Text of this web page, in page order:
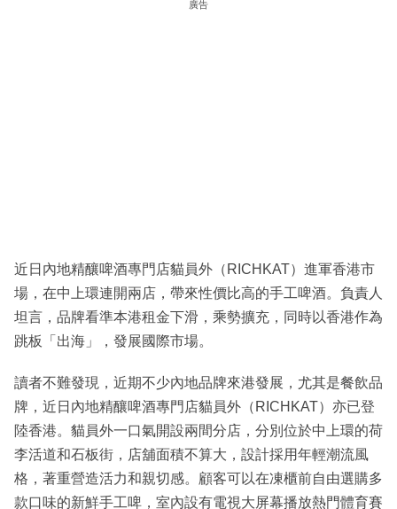
廣告
近日內地精釀啤酒專門店貓員外（RICHKAT）進軍香港市
場，在中上環連開兩店，帶來性價比高的手工啤酒。負責人
坦言，品牌看準本港租金下滑，乘勢擴充，同時以香港作為
跳板「出海」，發展國際市場。
讀者不難發現，近期不少內地品牌來港發展，尤其是餐飲品
牌，近日內地精釀啤酒專門店貓員外（RICHKAT）亦已登
陸香港。貓員外一口氣開設兩間分店，分別位於中上環的荷
李活道和石板街，店舖面積不算大，設計採用年輕潮流風
格，著重營造活力和親切感。顧客可以在凍櫃前自由選購多
款口味的新鮮手工啤，室內設有電視大屏幕播放熱門體育賽